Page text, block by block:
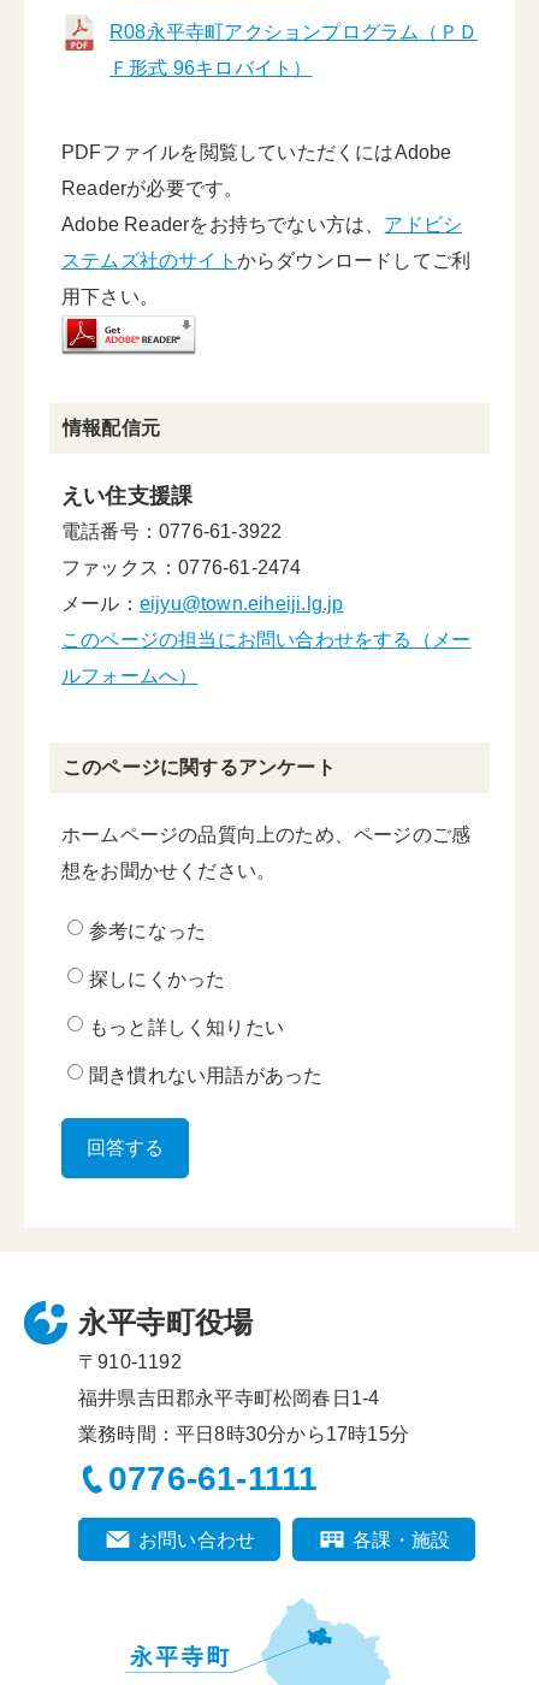
R08永平寺町アクションプログラム（ＰＤ
Ｆ形式 96キロバイト）
PDFファイルを閲覧していただくにはAdobe
Readerが必要です。
Adobe Readerをお持ちでない方は、 アドビシ
ステムズ社のサイト からダウンロードしてご利
用下さい。
情報配信元
えい住支援課
電話番号：0776-61-3922
ファックス：0776-61-2474
メール： eijyu@town.eiheiji.lg.jp
このページの担当にお問い合わせをする（メー
ルフォームへ）
このページに関するアンケート
ホームページの品質向上のため、ページのご感
想をお聞かせください。
参考になった
探しにくかった
もっと詳しく知りたい
聞き慣れない用語があった
永平寺町役場
〒910-1192
福井県吉田郡永平寺町松岡春日1-4
業務時間：平日8時30分から17時15分
0776-61-1111
お問い合わせ 各課・施設